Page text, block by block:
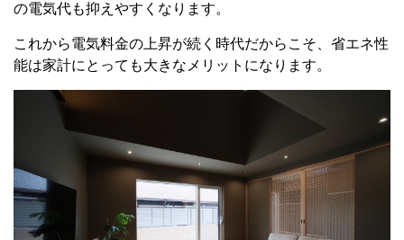
の電気代も抑えやすくなります。
これから電気料金の上昇が続く時代だからこそ、省エネ性
能は家計にとっても大きなメリットになります。